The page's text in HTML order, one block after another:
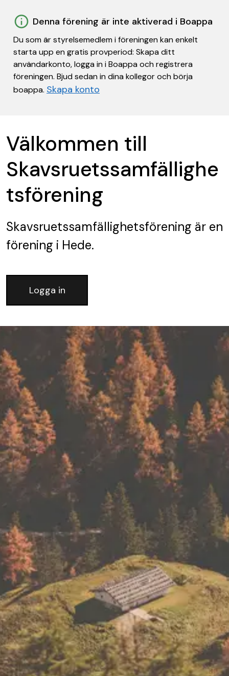
Denna förening är inte aktiverad i Boappa
Du som är styrelsemedlem i föreningen kan enkelt
starta upp en gratis provperiod: Skapa ditt
användarkonto, logga in i Boappa och registrera
föreningen. Bjud sedan in dina kollegor och börja
boappa. Skapa konto
Välkommen till
Skavsruetssamfällighe
tsförening
Skavsruetssamfällighetsförening är en
förening i Hede.
Logga in